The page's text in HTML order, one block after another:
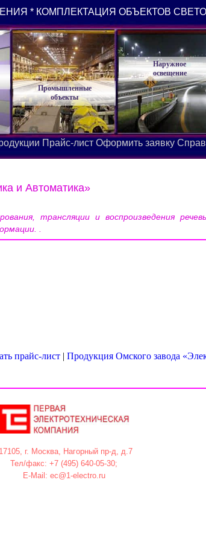
и Автоматика»
трансляции и воспроизведения
.
прайс-лист |Продукция Омского завода
г. Москва, Нагорный пр-д, д.7
Тел/факс: +7 (495) 640-05-30;
E-Mail: ec@1-electro.ru
* КОМПЛЕКТАЦИЯ ОБЪЕКТОВ
Промышленные
объекты
Наружное
освещение
Прайс-лист Оформить заявку